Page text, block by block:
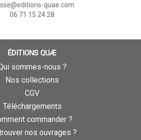
quae.com
06 71 15 24 28
ÉDITIONS QUÆ
sommes-nous ?
Nos collections
CGV
Téléchargements
commander ?
nos ouvrages ?